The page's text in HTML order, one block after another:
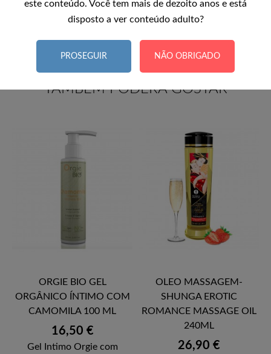
este conteúdo. Você tem mais de dezoito anos e está
disposto a ver conteúdo adulto?
PROSEGUIR NÃO OBRIGADO
100% vegano
TAMBÉM PODERÁ GOSTAR
ORGIE BIO GEL
ORGÂNICO ÍNTIMO COM
CAMOMILA 100 ML
Preço
16,50 €
Gel Intimo Orgie com
OLEO MASSAGEM-
SHUNGA EROTIC
ROMANCE MASSAGE OIL
240ML
Preço
26,90 €